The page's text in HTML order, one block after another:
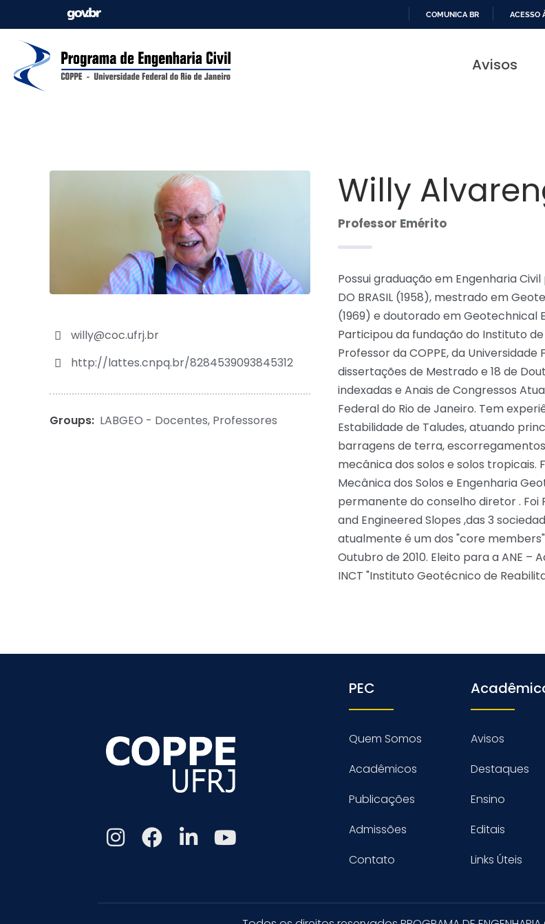
PARA
COMUNICA BR ACESSO
Avisos
willy@coc.ufrj.br
http://lattes.cnpq.br/8284539093845312
Groups: LABGEO - Docentes, Professores
Willy
Professor Emérito
Possui graduação em Engenharia Civil
DO BRASIL (1958), mestrado em
(1969) e doutorado em Geotechnical
Participou da fundação do Instituto
Professor da COPPE, da
dissertações de Mestrado e 18 de
indexadas e Anais de Congressos
Federal do Rio de Janeiro. Tem
Estabilidade de Taludes, atuando
barragens de terra,
mecânica dos solos e solos tropicais.
Mecânica dos Solos e Engenharia
permanente do conselho diretor . Foi
and Engineered Slopes ,das 3
atualmente é um dos "core
Outubro de 2010. Eleito para a ANE –
INCT "Instituto Geotécnico de
PEC
Quem Somos
Acadêmicos
Publicações
Admissões
Contato
Avisos
Destaques
Ensino
Editais
Links Úteis